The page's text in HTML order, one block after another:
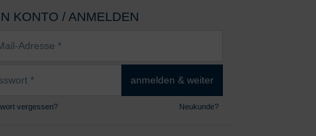
KONTO / ANMELDEN
anmelden & weiter
vergessen? Neukunde?